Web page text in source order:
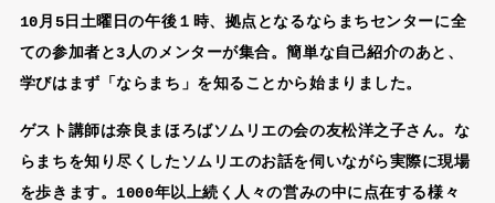
10月5日土曜日の午後１時、拠点となるならまちセンターに全
ての参加者と3人のメンターが集合。簡単な自己紹介のあと、
学びはまず「ならまち」を知ることから始まりました。
ゲスト講師は奈良まほろばソムリエの会の友松洋之子さん。な
らまちを知り尽くしたソムリエのお話を伺いながら実際に現場
を歩きます。1000年以上続く人々の営みの中に点在する様々